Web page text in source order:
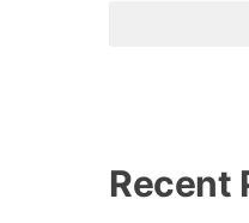
Recent